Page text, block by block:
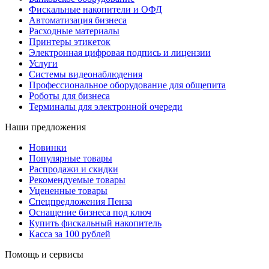
Фискальные накопители и ОФД
Автоматизация бизнеса
Расходные материалы
Принтеры этикеток
Электронная цифровая подпись и лицензии
Услуги
Системы видеонаблюдения
Профессиональное оборудование для общепита
Роботы для бизнеса
Терминалы для электронной очереди
Наши предложения
Новинки
Популярные товары
Распродажи и скидки
Рекомендуемые товары
Уцененные товары
Спецпредложения Пенза
Оснащение бизнеса под ключ
Купить фискальный накопитель
Касса за 100 рублей
Помощь и сервисы